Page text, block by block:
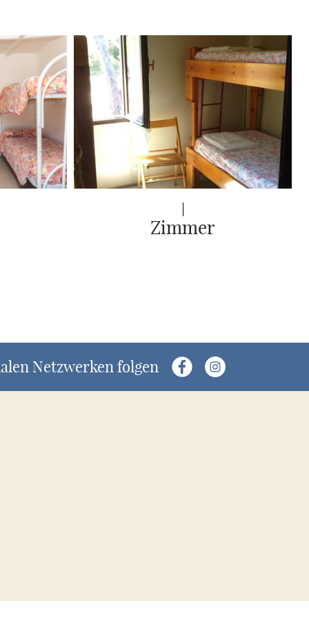
Zimmer
Netzwerken folgen